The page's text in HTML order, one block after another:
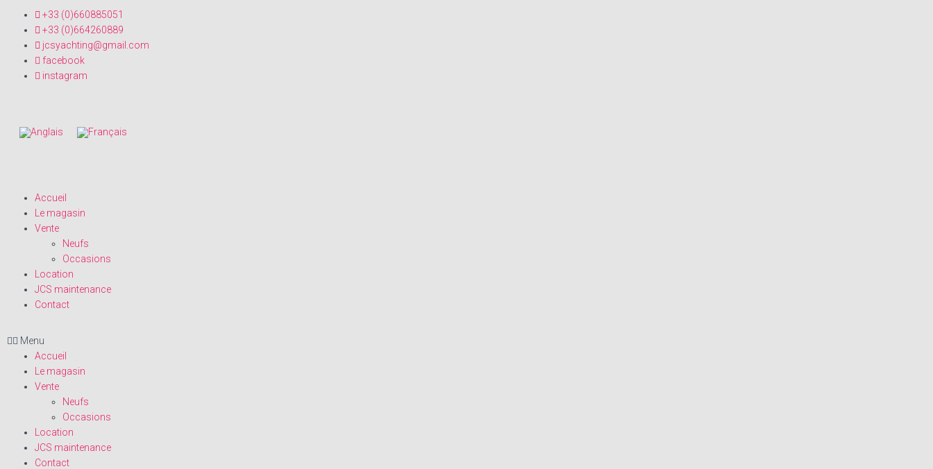
+33 (0)660885051
+33 (0)664260889
jcsyachting@gmail.com
facebook
instagram
Accueil
Le magasin
Vente
Neufs
Occasions
Location
JCS maintenance
Contact
Menu
Accueil
Le magasin
Vente
Neufs
Occasions
Location
JCS maintenance
Contact